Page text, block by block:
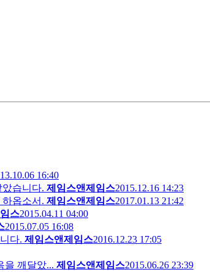
16:40
습니다. 제임스앤제임스2015.12.16 14:23
옵소서. 제임스앤제임스2017.01.13 21:42
스2015.04.11 04:00
2015.07.05 16:08
다. 제임스앤제임스2016.12.23 17:05
을 깨달았... 제임스앤제임스2015.06.26 23:39